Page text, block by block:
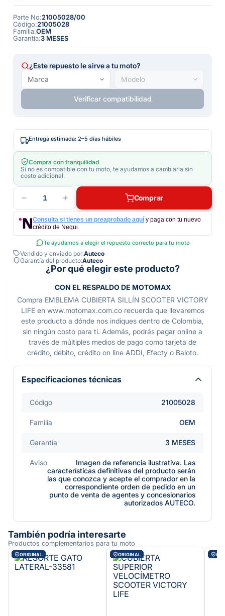
Parte No:21005028/00
Código:21005028
Familia:OEM
Garantía:3 MESES
¿Este repuesto le sirve a tu moto?
Verificar compatibilidad
Entrega estimada: 2–5 días hábiles
Compra con tranquilidad
Si no es compatible con tu moto, te ayudamos a cambiarla sin
costo adicional.
1 Comprar
Consulta si tienes un preaprobado aquí y paga con tu nuevo
crédito de Nequi.
Te ayudamos a elegir el repuesto correcto para tu moto
Vendido y enviado por:Auteco
Garantía del producto:Auteco
¿Por qué elegir este producto?
CON EL RESPALDO DE MOTOMAX
Compra EMBLEMA CUBIERTA SILLÍN SCOOTER VICTORY
LIFE en www.motomax.com.co recuerda que llevaremos
este producto a dónde nos indiques dentro de Colombia,
sin ningún costo para ti. Además, podrás pagar online a
través de múltiples medios de pago como tarjeta de
crédito, débito, crédito on line ADDI, Efecty o Baloto.
Especificaciones técnicas
Código 21005028
Familia OEM
Garantía 3 MESES
Aviso
Imagen de referencia ilustrativa. Las
características definitivas del producto serán
las que conozca y acepte el comprador en la
correspondiente orden de pedido en un
punto de venta de agentes y concesionarios
autorizados AUTECO.
También podría interesarte
Productos complementarios para tu moto
ORIGINAL ORIGINAL